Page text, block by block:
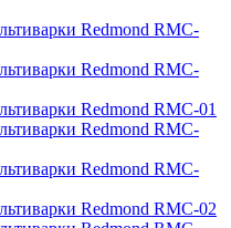
Redmond RMC-
Redmond RMC-
Redmond RMC-01
Redmond RMC-
Redmond RMC-
Redmond RMC-02